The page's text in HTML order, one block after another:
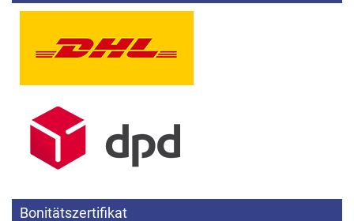
Bonitätszertifikat